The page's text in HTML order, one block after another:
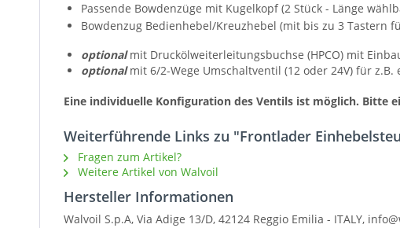
Passende Bowdenzüge mit Kugelkopf (2 Stück - Länge
Bowdenzug Bedienhebel/Kreuzhebel (mit bis zu 3 Tastern
optional mit Druckölweiterleitungsbuchse (HPCO) mit
optional mit 6/2-Wege Umschaltventil (12 oder 24V) für
Eine individuelle Konfiguration des Ventils ist möglich. Bitte
Weiterführende Links zu "Frontlader
Fragen zum Artikel?
Weitere Artikel von Walvoil
Hersteller Informationen
Walvoil S.p.A, Via Adige 13/D, 42124 Reggio Emilia - ITALY,